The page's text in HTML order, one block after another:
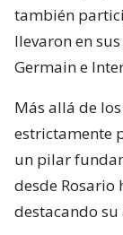
también
llevaron en
Germain e
Más allá de
estrictamente
un pilar
desde
destacando